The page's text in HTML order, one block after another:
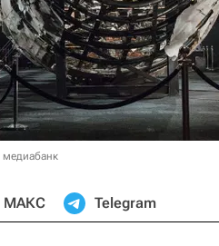
медиабанк
МАКС Telegram